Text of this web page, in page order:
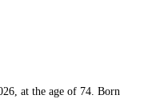
at the age of 74. Born